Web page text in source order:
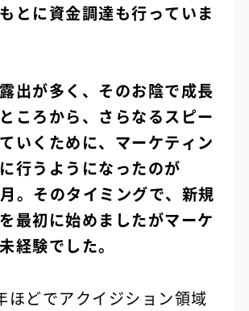
とに資金調達も行っていま
出が多く、そのお陰で成長
ころから、さらなるスピー
いくために、マーケティン
行うようになったのが
。そのタイミングで、新規
最初に始めましたがマーケ
経験でした。
ほどでアクイジション領域